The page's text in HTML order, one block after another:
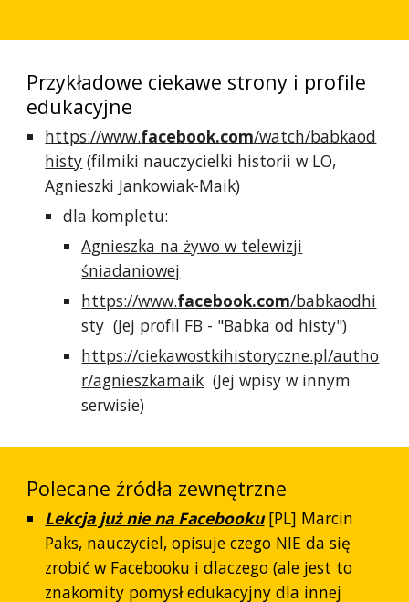
Przykładowe ciekawe strony i profile
edukacyjne
https://www.facebook.com/watch/babkaod
histy (filmiki nauczycielki historii w LO,
Agnieszki Jankowiak-Maik)
dla kompletu:
Agnieszka na żywo w telewizji
śniadaniowej
https://www.facebook.com/babkaodhi
sty (Jej profil FB - "Babka od histy")
https://ciekawostkihistoryczne.pl/autho
r/agnieszkamaik (Jej wpisy w innym
serwisie)
Polecane źródła zewnętrzne
Lekcja już nie na Facebooku[PL] Marcin
Paks, nauczyciel, opisuje czego NIE da się
zrobić w Facebooku i dlaczego (ale jest to
znakomity pomysł edukacyjny dla innej